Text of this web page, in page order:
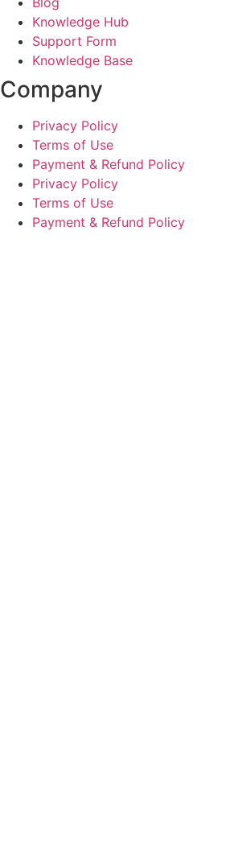
Knowledge Hub
Support Form
Knowledge Base
Company
Privacy Policy
Terms of Use
Payment & Refund Policy
Privacy Policy
Terms of Use
Payment & Refund Policy